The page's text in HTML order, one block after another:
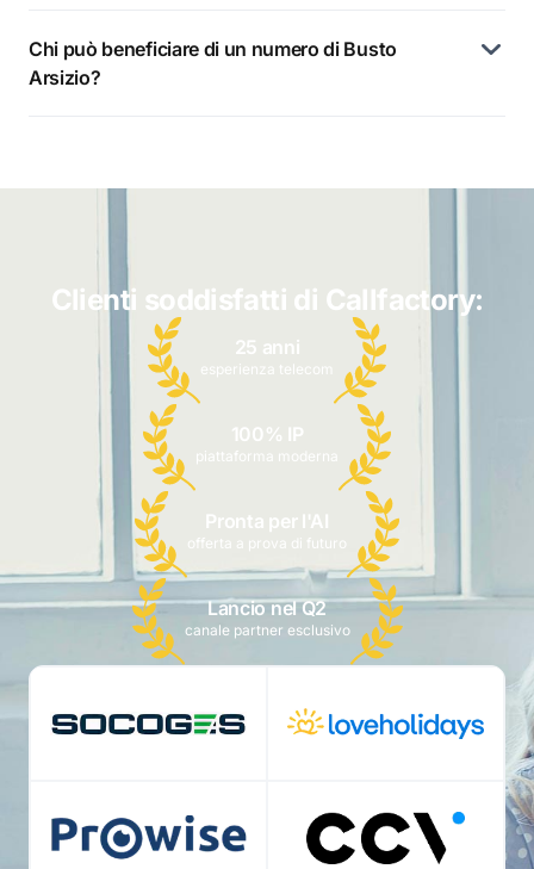
Chi può beneficiare di un numero di Busto
Arsizio?
Clienti soddisfatti di Callfactory:
25 anni
esperienza telecom
100% IP
piattaforma moderna
Pronta per l'AI
offerta a prova di futuro
Lancio nel Q2
canale partner esclusivo